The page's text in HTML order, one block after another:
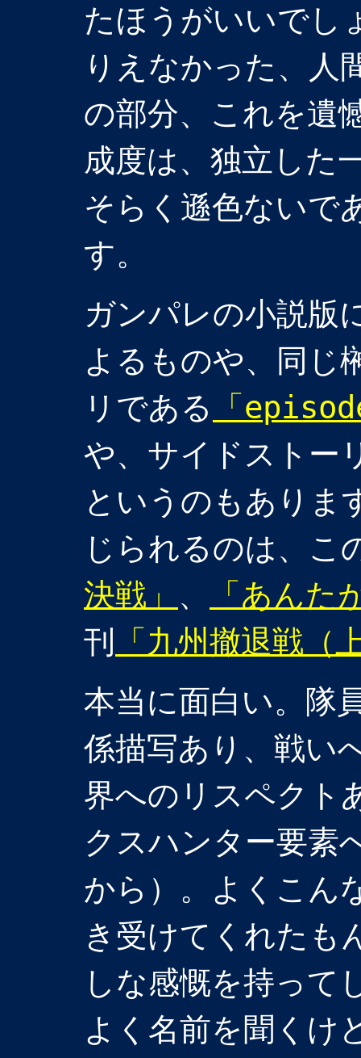
たほうがいいでし
りえなかった、人
の部分、これを遺
成度は、独立した
そらく遜色ないで
す。
ガンパレの小説版
よるものや、同じ
リである
「
や、サイドストー
というのもありま
じられるのは、こ
決戦」 、
「あんた
刊
「九州撤退戦（
本当に面白い。隊
係描写あり、戦い
界へのリスペクト
クスハンター要素
から）。よくこん
き受けてくれたも
しな感慨を持って
よく名前を聞くけ